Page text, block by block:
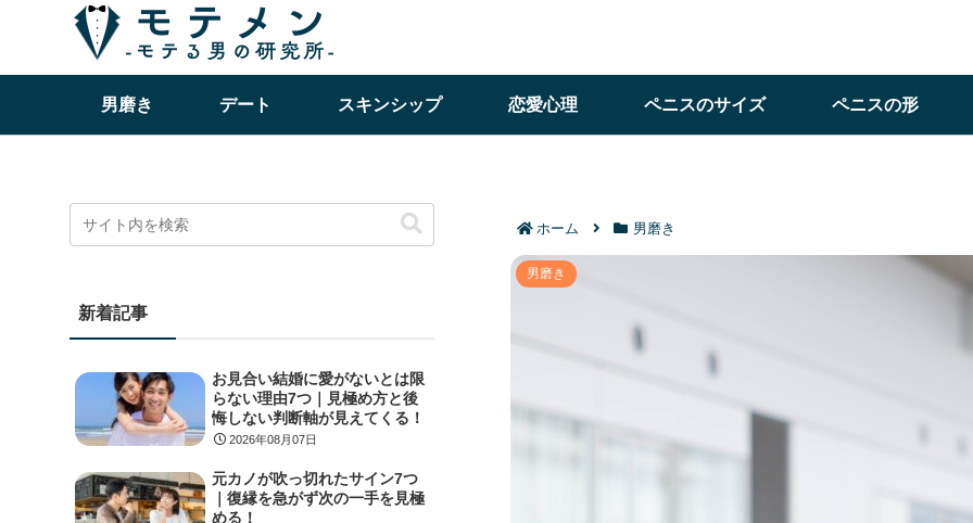
男磨き デート スキンシップ 恋愛心理 ペニスのサイズ ペニスの形
ホーム 男磨き
モテる男が女性に追いかけさせる秘訣｜恋愛上
男磨き
新着記事
お見合い結婚に愛がないとは限
らない理由7つ｜見極め方と後
悔しない判断軸が見えてくる！
2026年08月07日
元カノが吹っ切れたサイン7つ
｜復縁を急がず次の一手を見極
める！